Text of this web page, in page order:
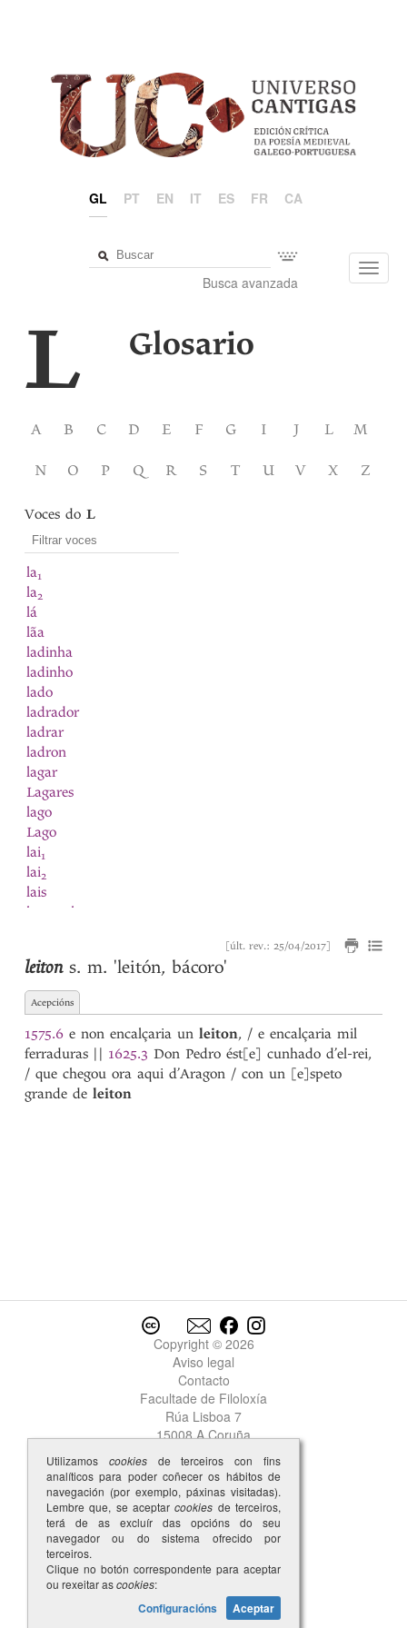
GL PT EN IT ES FR CA
Busca avanzada
L Glosario
A B C D E F G I J L M
N O P Q R S T U V X Z
Voces doL
la1
la2
lá
lãa
ladinha
ladinho
lado
ladrador
ladrar
ladron
lagar
Lagares
lago
Lago
lai1
lai2
lais
lamaçal
lançada1
lançada2
lançado
lançar
largueza
latin
lavar
ledo
leer
legado
legar
legoa
legon
[últ. rev.: 25/04/2017]
leiton s. m. 'leitón, bácoro'
Acepcións
1575.6 e non encalçaria unleiton, / e encalçaria mil
ferraduras || 1625.3 Don Pedro ést[e] cunhado d’el-rei,
/ que chegou ora aqui d’Aragon / con un [e]speto
grande deleiton
Copyright © 2026
Aviso legal
Contacto
Facultade de Filoloxía
Rúa Lisboa 7
15008 A Coruña
Utilizamos cookiesde terceiros con fins
analíticos para poder coñecer os hábitos de
navegación (por exemplo, páxinas visitadas).
Lembre que, se aceptarcookies de terceiros,
terá de as excluír das opcións do seu
navegador ou do sistema ofrecido por
terceiros.
Clique no botón correspondente para aceptar
ou rexeitar ascookies:
Configuracións Aceptar